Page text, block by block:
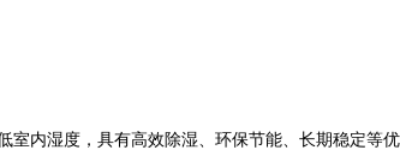
室内湿度，具有高效除湿、环保节能、长期稳定等优